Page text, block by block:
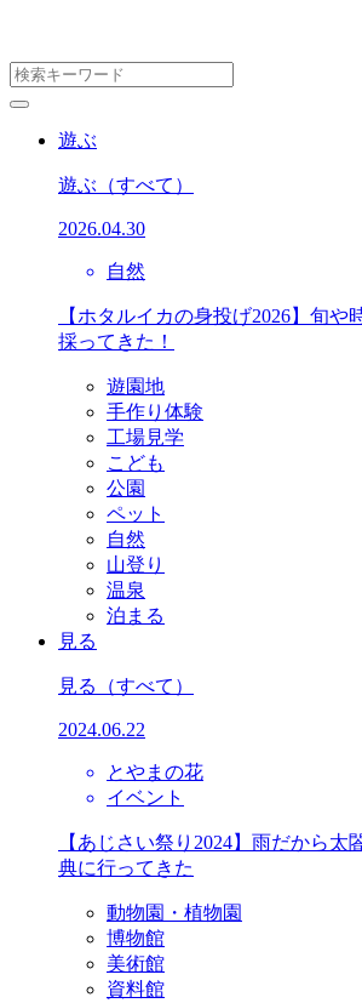
遊ぶ
遊ぶ （すべて）
2026.04.30
自然
【ホタルイカの身投げ2026】旬や
採ってきた！
遊園地
手作り体験
工場見学
こども
公園
ペット
自然
山登り
温泉
泊まる
見る
見る （すべて）
2024.06.22
とやまの花
イベント
【あじさい祭り2024】雨だから太
典に行ってきた
動物園・植物園
博物館
美術館
資料館